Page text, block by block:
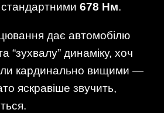
стандартними 678 Нм.
дає автомобілю
“зухвалу” динаміку, хоч
кардинально вищими —
яскравіше звучить,